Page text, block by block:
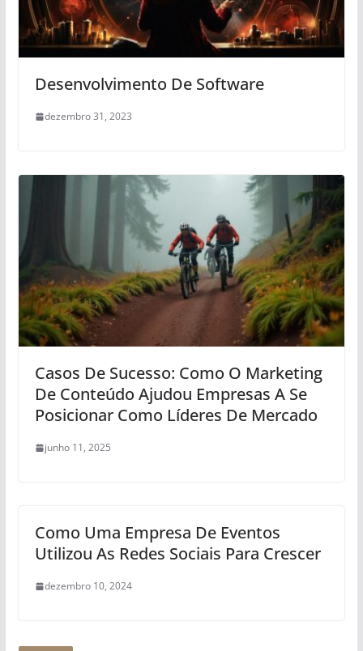
Desenvolvimento De Software
dezembro 31, 2023
Casos De Sucesso: Como O Marketing
De Conteúdo Ajudou Empresas A Se
Posicionar Como Líderes De Mercado
junho 11, 2025
Como Uma Empresa De Eventos
Utilizou As Redes Sociais Para Crescer
dezembro 10, 2024